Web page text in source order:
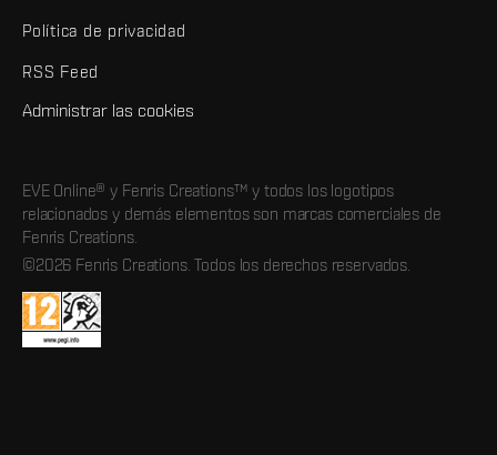
Política de privacidad
RSS Feed
Administrar las cookies
EVE Online® y Fenris Creations™ y todos los logotipos
relacionados y demás elementos son marcas comerciales de
Fenris Creations.
©2026 Fenris Creations. Todos los derechos reservados.